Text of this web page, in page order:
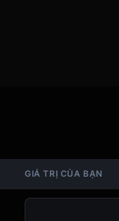
GIÁ TRỊ CỦA BẠN